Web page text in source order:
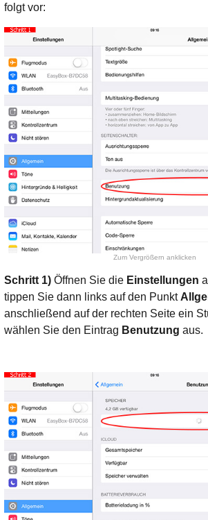
folgt vor:
Zum Vergrößern anklicken
Schritt 1) Öffnen Sie die Einstellungen
tippen Sie dann links auf den Punkt
anschließend auf der rechten Seite ein
wählen Sie den Eintrag Benutzung aus.